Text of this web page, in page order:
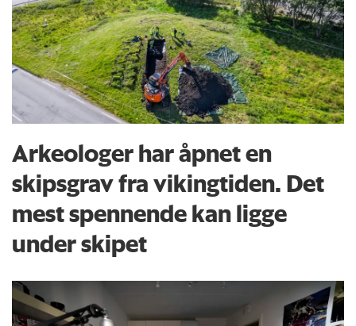
Arkeologer har åpnet en
skipsgrav fra vikingtiden. Det
mest spennende kan ligge
under skipet